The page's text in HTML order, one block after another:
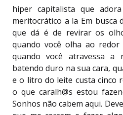
hiper capitalista que
meritocrático a la Em busca
que dá é de revirar os
quando você olha ao
quando você atravessa
batendo duro na sua cara,
e o litro do leite custa cinco
o que caralh@s estou
Sonhos não cabem aqui.